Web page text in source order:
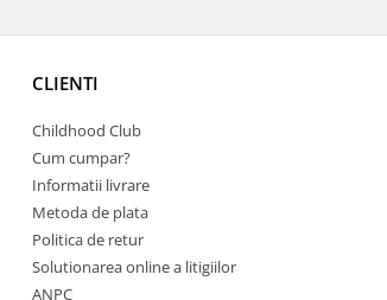
CLIENTI
Childhood Club
Cum cumpar?
Informatii livrare
Metoda de plata
Politica de retur
Solutionarea online a litigiilor
ANPC